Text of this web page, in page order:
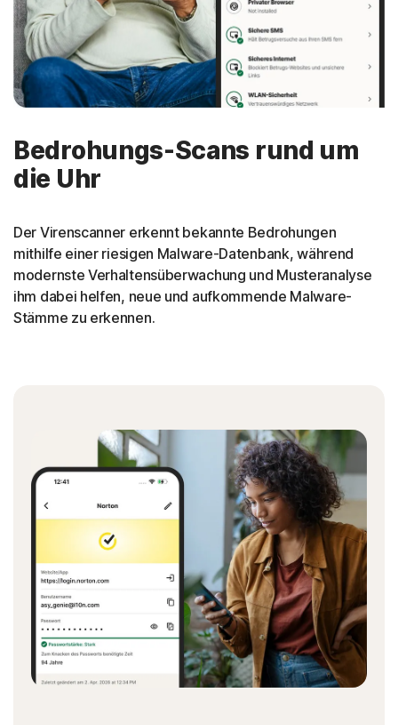
Bedrohungs-Scans rund um
die Uhr
Der Virenscanner erkennt bekannte Bedrohungen
mithilfe einer riesigen Malware-Datenbank, während
modernste Verhaltensüberwachung und Musteranalyse
ihm dabei helfen, neue und aufkommende Malware-
Stämme zu erkennen.